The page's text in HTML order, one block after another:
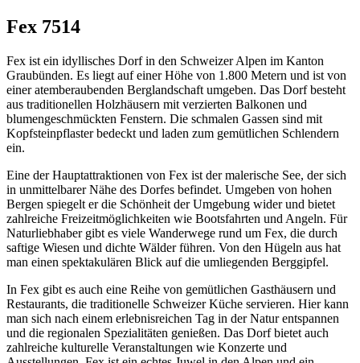
Fex 7514
Fex ist ein idyllisches Dorf in den Schweizer Alpen im Kanton
Graubünden. Es liegt auf einer Höhe von 1.800 Metern und ist von
einer atemberaubenden Berglandschaft umgeben. Das Dorf besteht
aus traditionellen Holzhäusern mit verzierten Balkonen und
blumengeschmückten Fenstern. Die schmalen Gassen sind mit
Kopfsteinpflaster bedeckt und laden zum gemütlichen Schlendern
ein.
Eine der Hauptattraktionen von Fex ist der malerische See, der sich
in unmittelbarer Nähe des Dorfes befindet. Umgeben von hohen
Bergen spiegelt er die Schönheit der Umgebung wider und bietet
zahlreiche Freizeitmöglichkeiten wie Bootsfahrten und Angeln. Für
Naturliebhaber gibt es viele Wanderwege rund um Fex, die durch
saftige Wiesen und dichte Wälder führen. Von den Hügeln aus hat
man einen spektakulären Blick auf die umliegenden Berggipfel.
In Fex gibt es auch eine Reihe von gemütlichen Gasthäusern und
Restaurants, die traditionelle Schweizer Küche servieren. Hier kann
man sich nach einem erlebnisreichen Tag in der Natur entspannen
und die regionalen Spezialitäten genießen. Das Dorf bietet auch
zahlreiche kulturelle Veranstaltungen wie Konzerte und